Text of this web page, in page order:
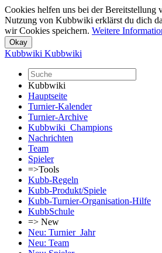
Cookies helfen uns bei der
Nutzung von Kubbwiki erklärst du dich
wir Cookies speichern. Weitere
Kubbwiki Kubbwiki
Kubbwiki
Hauptseite
Turnier-Kalender
Turnier-Archive
Kubbwiki_Champions
Nachrichten
Team
Spieler
=>Tools
Kubb-Regeln
Kubb-Produkt/Spiele
Kubb-Turnier-Organisation-Hilfe
KubbSchule
=> New
Neu: Turnier_Jahr
Neu: Team